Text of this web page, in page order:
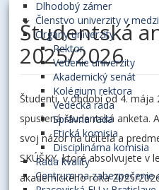
Dlhodobý zámer
Členstvo univerzity v
Orgány univerzity
Rektor
Vedenie univerzity
Akademický senát
Kolégium rektora
Vedecká rada
Správna rada
Etická komisia
Disciplinárna komisia
Rada kvality
Centrum na zabezpečenie
Študentská
2025/2026
Študenti, v období od 4. mája
spustená študentská anketa.
svoj názor na učiteľa a
SKÚŠKY, ktoré absolvujete v
akademického roka 2025/